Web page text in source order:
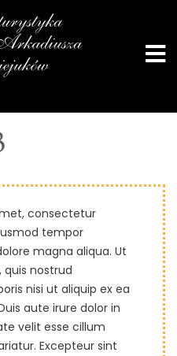
consectetur
tempor
magna aliqua. Ut
nostrud
nisi ut aliquip ex ea
aute irure dolor in
velit esse cillum
Excepteur sint